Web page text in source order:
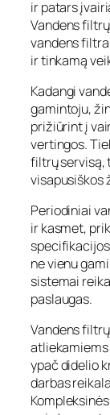
ir patars
Vandens
vandens
ir tinkamą
Kadangi
gamintoju,
prižiūrint į
vertingos.
filtrų servisą,
visapusiškos
Periodiniai
ir kasmet,
ne vienu
sistemai
paslaugas.
Vandens
atliekamiems
ypač didelio
darbas